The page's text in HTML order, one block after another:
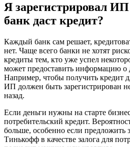
Я зарегистрировал
банк даст кредит?
Каждый банк сам решает,
нет. Чаще всего банки не хотят
кредиты тем, кто уже успел
может предоставить информацию о
Например, чтобы получить кредит
ИП должен быть зарегистрирован
назад.
Если деньги нужны на старте
потребительский кредит.
больше, особенно если предложить
Тинькофф в качестве залога для